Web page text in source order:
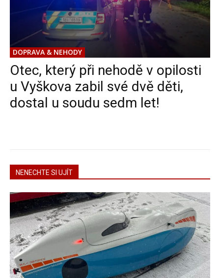
DOPRAVA & NEHODY
Otec, který při nehodě v opilosti
u Vyškova zabil své dvě děti,
dostal u soudu sedm let!
NENECHTE SI UJÍT